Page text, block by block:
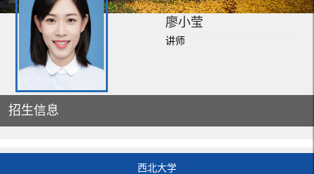
廖小莹
讲师
招生信息
西北大学